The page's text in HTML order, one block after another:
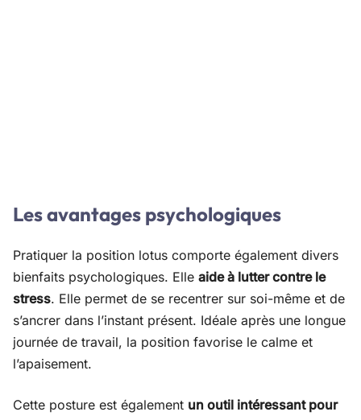
Les avantages psychologiques
Pratiquer la position lotus comporte également divers
bienfaits psychologiques. Elle aide à lutter contre le
stress. Elle permet de se recentrer sur soi-même et de
s’ancrer dans l’instant présent. Idéale après une longue
journée de travail, la position favorise le calme et
l’apaisement.
Cette posture est également un outil intéressant pour